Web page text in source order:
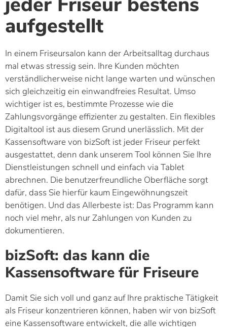
aufgestellt
In einem Friseursalon kann der Arbeitsalltag durchaus
mal etwas stressig sein. Ihre Kunden möchten
verständlicherweise nicht lange warten und wünschen
sich gleichzeitig ein einwandfreies Resultat. Umso
wichtiger ist es, bestimmte Prozesse wie die
Zahlungsvorgänge effizienter zu gestalten. Ein flexibles
Digitaltool ist aus diesem Grund unerlässlich. Mit der
Kassensoftware von bizSoft ist jeder Friseur perfekt
ausgestattet, denn dank unserem Tool können Sie Ihre
Dienstleistungen schnell und einfach via Tablet
abrechnen. Die benutzerfreundliche Oberfläche sorgt
dafür, dass Sie hierfür kaum Eingewöhnungszeit
benötigen. Und das Allerbeste ist: Das Programm kann
noch viel mehr, als nur Zahlungen von Kunden zu
dokumentieren.
bizSoft: das kann die
Kassensoftware für Friseure
Damit Sie sich voll und ganz auf Ihre praktische Tätigkeit
als Friseur konzentrieren können, haben wir von bizSoft
eine Kassensoftware entwickelt, die alle wichtigen